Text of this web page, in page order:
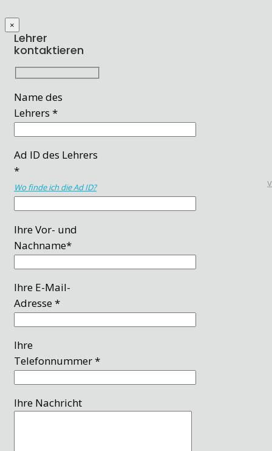
×
Lehrer
kontaktieren
Name des
Lehrers *
Ad ID des Lehrers
*
Wo finde ich die Ad ID?
Ihre Vor- und
Nachname*
Ihre E-Mail-
Adresse *
Ihre
Telefonnummer *
Ihre Nachricht